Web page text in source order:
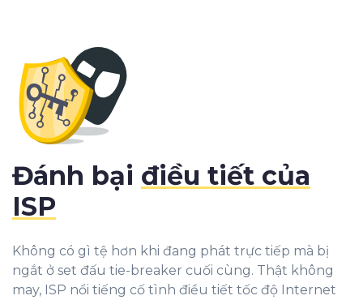
Không có gì tệ hơn khi đang phát trực tiếp mà bị
ngắt ở set đấu tie-breaker cuối cùng. Thật không
may, ISP nổi tiếng cố tình điều tiết tốc độ Internet
Đánh bại điều tiết của
ISP